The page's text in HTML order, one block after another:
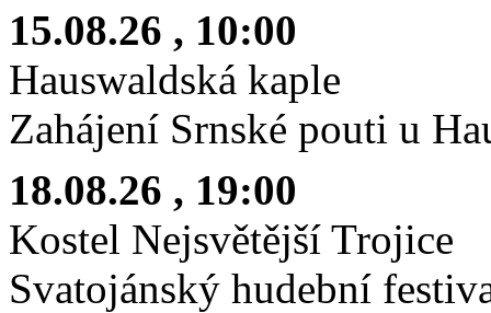
15.08.26 , 10:00
Hauswaldská kaple
Zahájení Srnské pouti u
18.08.26 , 19:00
Kostel Nejsvětější Trojice
Svatojánský hudební